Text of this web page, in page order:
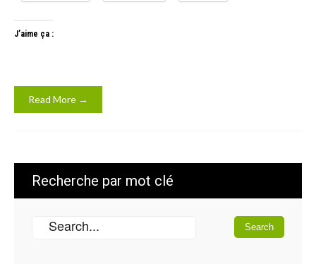
J’aime ça :
Read More →
Recherche par mot clé